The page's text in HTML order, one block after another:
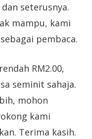
seterusnya.
mampu, kami
pembaca.
RM2.00,
seminit sahaja.
mohon
kami
Terima kasih.